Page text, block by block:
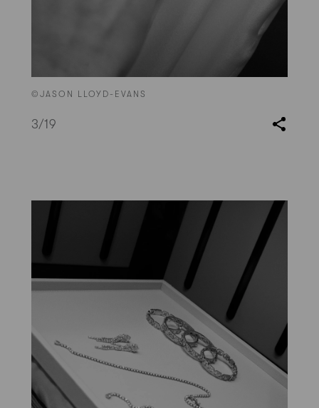
©JASON LLOYD-EVANS
3/19